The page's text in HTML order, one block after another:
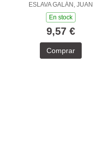
QUE NO VA A
GUSTAR A NADIE
ESLAVA GALÁN, JUAN
En stock
9,57 €
Comprar